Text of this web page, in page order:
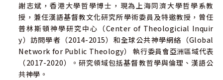
謝志斌，香港大學哲學博士，現為上海同濟大學哲學系教
授，兼任漢語基督教文化研究所學術委員及特邀教授，曾任
普林斯頓神學研究中心（Center of Theologicial Inquir
y）訪問學者（2014-2015）和全球公共神學網絡（Global
Network for Public Theology） 執行委員會亞洲區域代表
（2017-2020）。研究領域包括基督教哲學與倫理、漢語公
共神學。